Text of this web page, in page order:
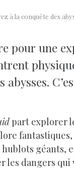
à la conquête des
pour une
part explorer
géants,
dangers